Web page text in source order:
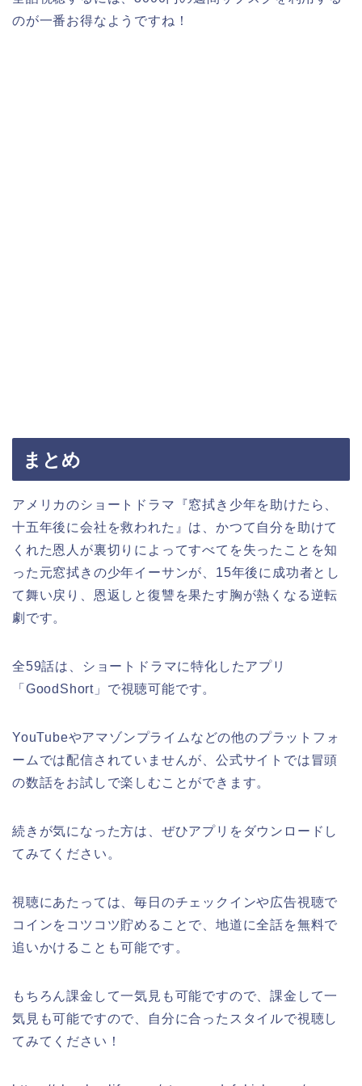
のが一番お得なようですね！
まとめ
アメリカのショートドラマ『窓拭き少年を助けたら、
十五年後に会社を救われた』は、かつて自分を助けて
くれた恩人が裏切りによってすべてを失ったことを知
った元窓拭きの少年イーサンが、15年後に成功者とし
て舞い戻り、恩返しと復讐を果たす胸が熱くなる逆転
劇です。
全59話は、ショートドラマに特化したアプリ
「GoodShort」で視聴可能です。
YouTubeやアマゾンプライムなどの他のプラットフォ
ームでは配信されていませんが、公式サイトでは冒頭
の数話をお試しで楽しむことができます。
続きが気になった方は、ぜひアプリをダウンロードし
てみてください。
視聴にあたっては、毎日のチェックインや広告視聴で
コインをコツコツ貯めることで、地道に全話を無料で
追いかけることも可能です。
もちろん課金して一気見も可能ですので、課金して一
気見も可能ですので、自分に合ったスタイルで視聴し
てみてください！